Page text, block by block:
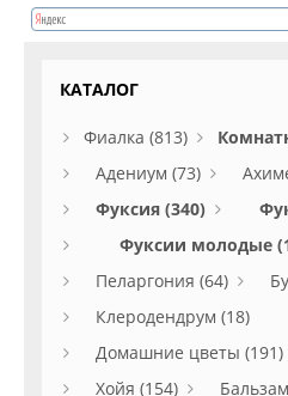
КАТАЛОГ
Фиалка (813)
Адениум (73)
Фуксия (340)
Фуксии молодые
Пеларгония (64)
Клеродендрум (18)
Домашние цветы (191)
Хойя (154)